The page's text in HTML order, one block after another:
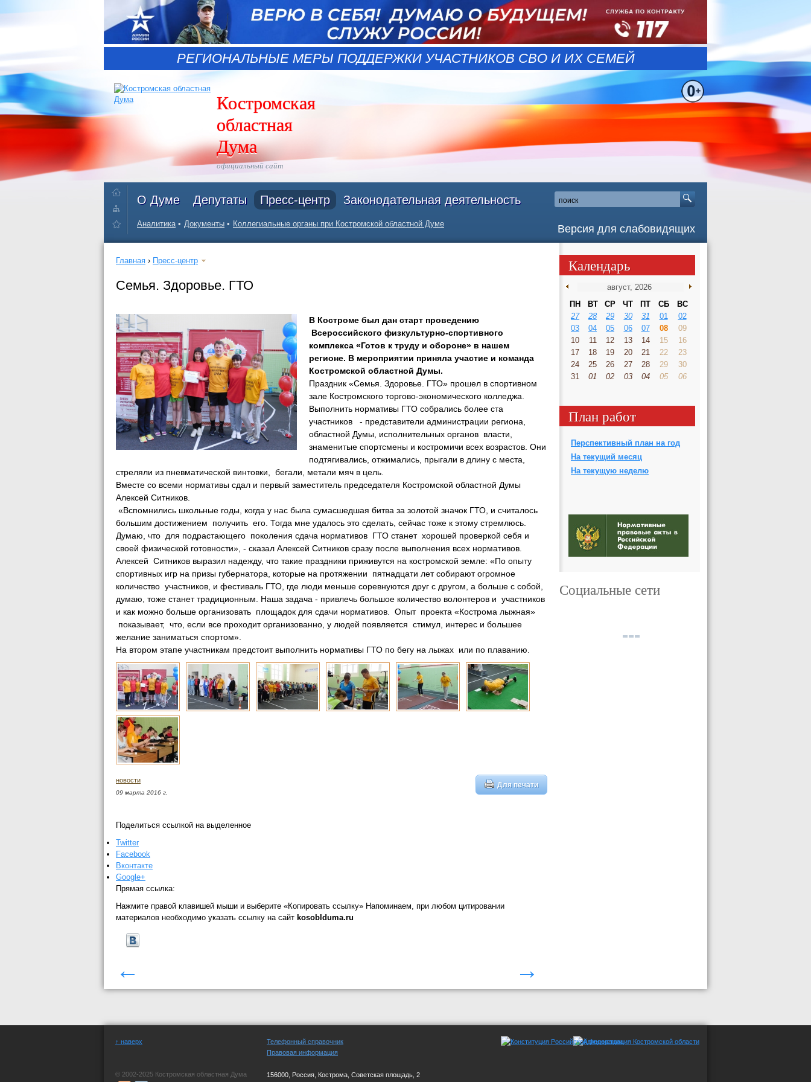
РЕГИОНАЛЬНЫЕ МЕРЫ ПОДДЕРЖКИ УЧАСТНИКОВ СВО И ИХ СЕМЕЙ
Костромская
областная
Дума
официальный сайт
Версия для слабовидящих
О Думе Депутаты Пресс-центр Законодательная деятельность
Аналитика Документы Коллегиальные органы при Костромской областной Думе
Главная › Пресс-центр
Семья. Здоровье. ГТО
В Костроме был дан старт проведению
Всероссийского физкультурно-спортивного
комплекса «Готов к труду и обороне» в нашем
регионе. В мероприятии приняла участие и команда
Костромской областной Думы.
Праздник «Семья. Здоровье. ГТО» прошел в спортивном
зале Костромского торгово-экономического колледжа.
Выполнить нормативы ГТО собрались более ста
участников - представители администрации региона,
областной Думы, исполнительных органов власти,
знаменитые спортсмены и костромичи всех возрастов. Они
подтягивались, отжимались, прыгали в длину с места,
стреляли из пневматической винтовки, бегали, метали мяч в цель.
Вместе со всеми нормативы сдал и первый заместитель председателя Костромской областной Думы
Алексей Ситников.
«Вспомнились школьные годы, когда у нас была сумасшедшая битва за золотой значок ГТО, и считалось
большим достижением получить его. Тогда мне удалось это сделать, сейчас тоже к этому стремлюсь.
Думаю, что для подрастающего поколения сдача нормативов ГТО станет хорошей проверкой себя и
своей физической готовности», - сказал Алексей Ситников сразу после выполнения всех нормативов.
Алексей Ситников выразил надежду, что такие праздники приживутся на костромской земле: «По опыту
спортивных игр на призы губернатора, которые на протяжении пятнадцати лет собирают огромное
количество участников, и фестиваль ГТО, где люди меньше соревнуются друг с другом, а больше с собой,
думаю, тоже станет традиционным. Наша задача - привлечь большое количество волонтеров и участников
и как можно больше организовать площадок для сдачи нормативов. Опыт проекта «Кострома лыжная»
показывает, что, если все проходит организованно, у людей появляется стимул, интерес и большее
желание заниматься спортом».
На втором этапе участникам предстоит выполнить нормативы ГТО по бегу на лыжах или по плаванию.
Для печати
новости
09 марта 2016 г.
Поделиться ссылкой на выделенное
Twitter
Facebook
Вконтакте
Google+
Прямая ссылка:
Нажмите правой клавишей мыши и выберите «Копировать ссылку» Напоминаем, при любом цитировании
материалов необходимо указать ссылку на сайт kosoblduma.ru
← →
Календарь
ПН ВТ СР ЧТ ПТ СБ
ВС
27
28 29 30 31 01
02
03
04 05 06 07 08
09
10
11 12 13 14 15
16
17
18 19 20 21 22
23
24
25 26 27 28 29
30
31
01 02 03 04 05 06
План работ
Перспективный план на год
На текущий месяц
На текущую неделю
Социальные сети
↑ наверх
© 2002-2025 Костромская областная Дума
Телефонный справочник
Правовая информация
156000, Россия, Кострома, Советская площадь, 2